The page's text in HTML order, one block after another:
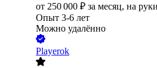
от 250 000 ₽ за месяц, на руки
Опыт 3-6 лет
Можно удалённо
Playerok